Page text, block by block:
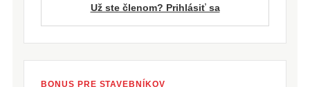
Už ste členom? Prihlásiť sa
BONUS PRE STAVEBNÍKOV